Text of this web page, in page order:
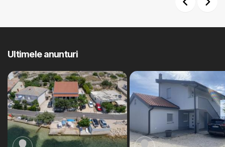
Ultimele anunturi